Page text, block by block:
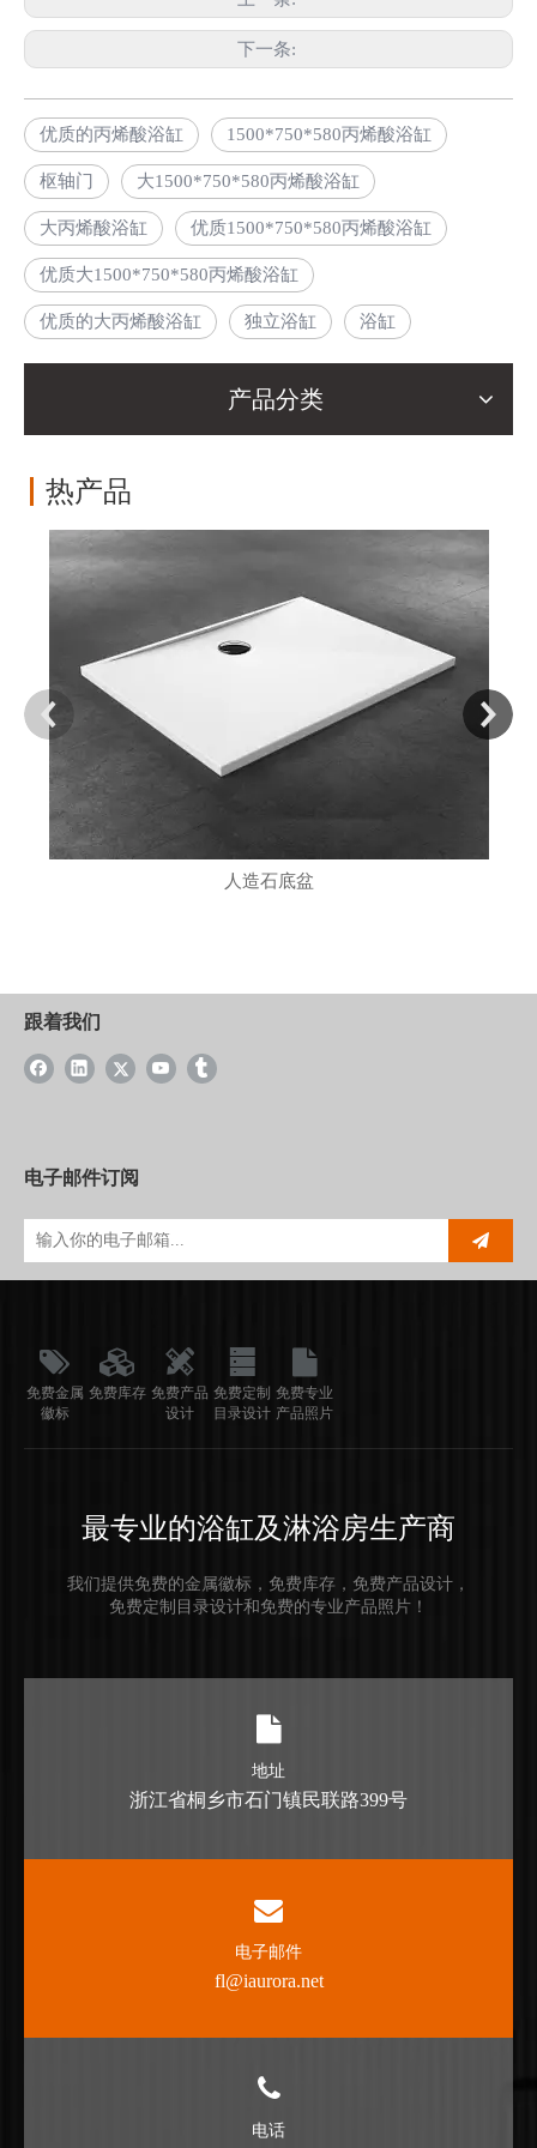
下一条:
优质的丙烯酸浴缸 1500*750*580丙烯酸浴缸
枢轴门 大1500*750*580丙烯酸浴缸
大丙烯酸浴缸 优质1500*750*580丙烯酸浴缸
优质大1500*750*580丙烯酸浴缸
优质的大丙烯酸浴缸 独立浴缸 浴缸
产品分类
热产品
人造石底盆
跟着我们
电子邮件订阅
免费金属
徽标
免费库存 免费产品
设计
免费定制
目录设计
免费专业
产品照片
最专业的浴缸及淋浴房生产商
我们提供免费的金属徽标，免费库存，免费产品设计，
免费定制目录设计和免费的专业产品照片！
地址
浙江省桐乡市石门镇民联路399号
电子邮件
fl@iaurora.net
电话